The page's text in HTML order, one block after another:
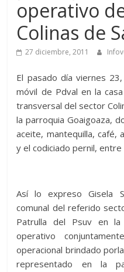
operativo
Colinas de
27 diciembre, 2011
El pasado día viernes
móvil de Pdval en la
transversal del sector
la parroquia Goaigoaza,
aceite, mantequilla, café,
y el codiciado pernil,
Así lo expreso Gisela
comunal del referido
Patrulla del Psuv en la
operativo
operacional brindado
representado en la